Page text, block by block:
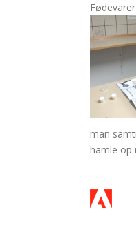
man
hamle op